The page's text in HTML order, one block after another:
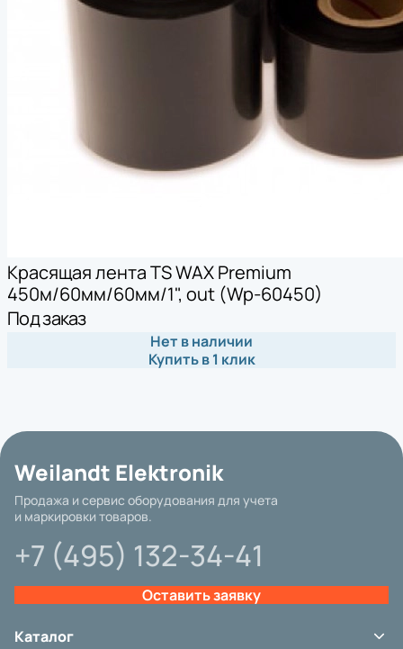
Красящая лента TS WAX Premium
450м/60мм/60мм/1", out (Wp-60450)
Под заказ
Нет в наличии
Купить в 1 клик
Weilandt Elektronik
Продажа и сервис оборудования для учета
и маркировки товаров.
+7 (495) 132-34-41
Оставить заявку
Каталог